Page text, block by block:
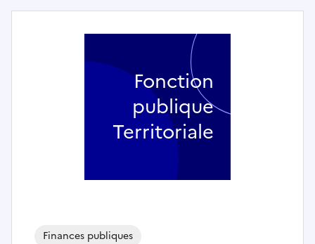
Finances publiques
Fonction
publique
Territoriale